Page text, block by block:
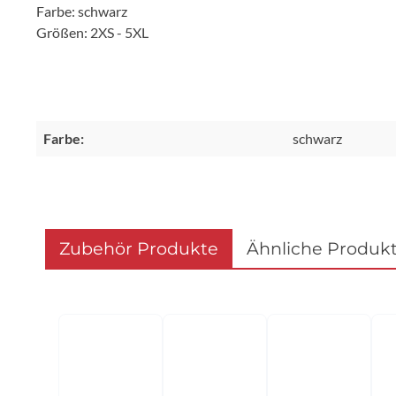
Farbe: schwarz
Größen: 2XS - 5XL
Farbe: schwarz
Zubehör Produkte Ähnliche